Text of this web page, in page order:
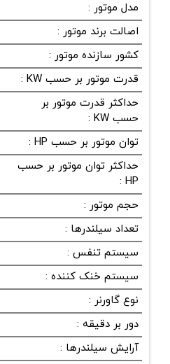
مدل موتور :
اصالت برند موتور :
کشور سازنده موتور :
قدرت موتور بر حسب KW
:
حداکثر قدرت موتور بر
حسب KW
:
توان موتور بر حسب HP :
حداکثر توان موتور بر حسب
HP
:
حجم موتور :
تعداد سیلندرها :
سیستم تنفس :
سیستم خنک کننده :
نوع گاورنر :
دور بر دقیقه :
آرایش سیلندرها :